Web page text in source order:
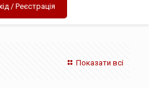
/ Реєстрація
Показати всі